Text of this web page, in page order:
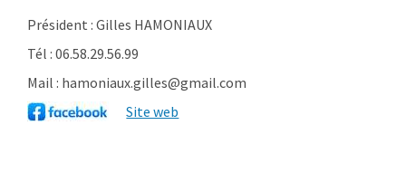
Président : Gilles HAMONIAUX
Tél : 06.58.29.56.99
Mail : hamoniaux.gilles@gmail.com
Site web